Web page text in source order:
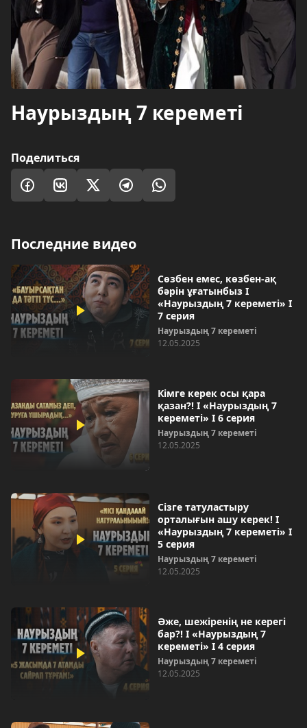
Наурыздың 7 кереметі
Поделиться
Последние видео
Сөзбен емес, көзбен-ақ
бәрін ұғатынбыз І
«Наурыздың 7 кереметі» І
7 серия
Наурыздың 7 кереметі
12.05.2025
Кімге керек осы қара
қазан?! І «Наурыздың 7
кереметі» І 6 серия
Наурыздың 7 кереметі
12.05.2025
Сізге татуластыру
орталығын ашу керек! І
«Наурыздың 7 кереметі» І
5 серия
Наурыздың 7 кереметі
12.05.2025
Әже, шежіренің не керегі
бар?! І «Наурыздың 7
кереметі» І 4 серия
Наурыздың 7 кереметі
12.05.2025